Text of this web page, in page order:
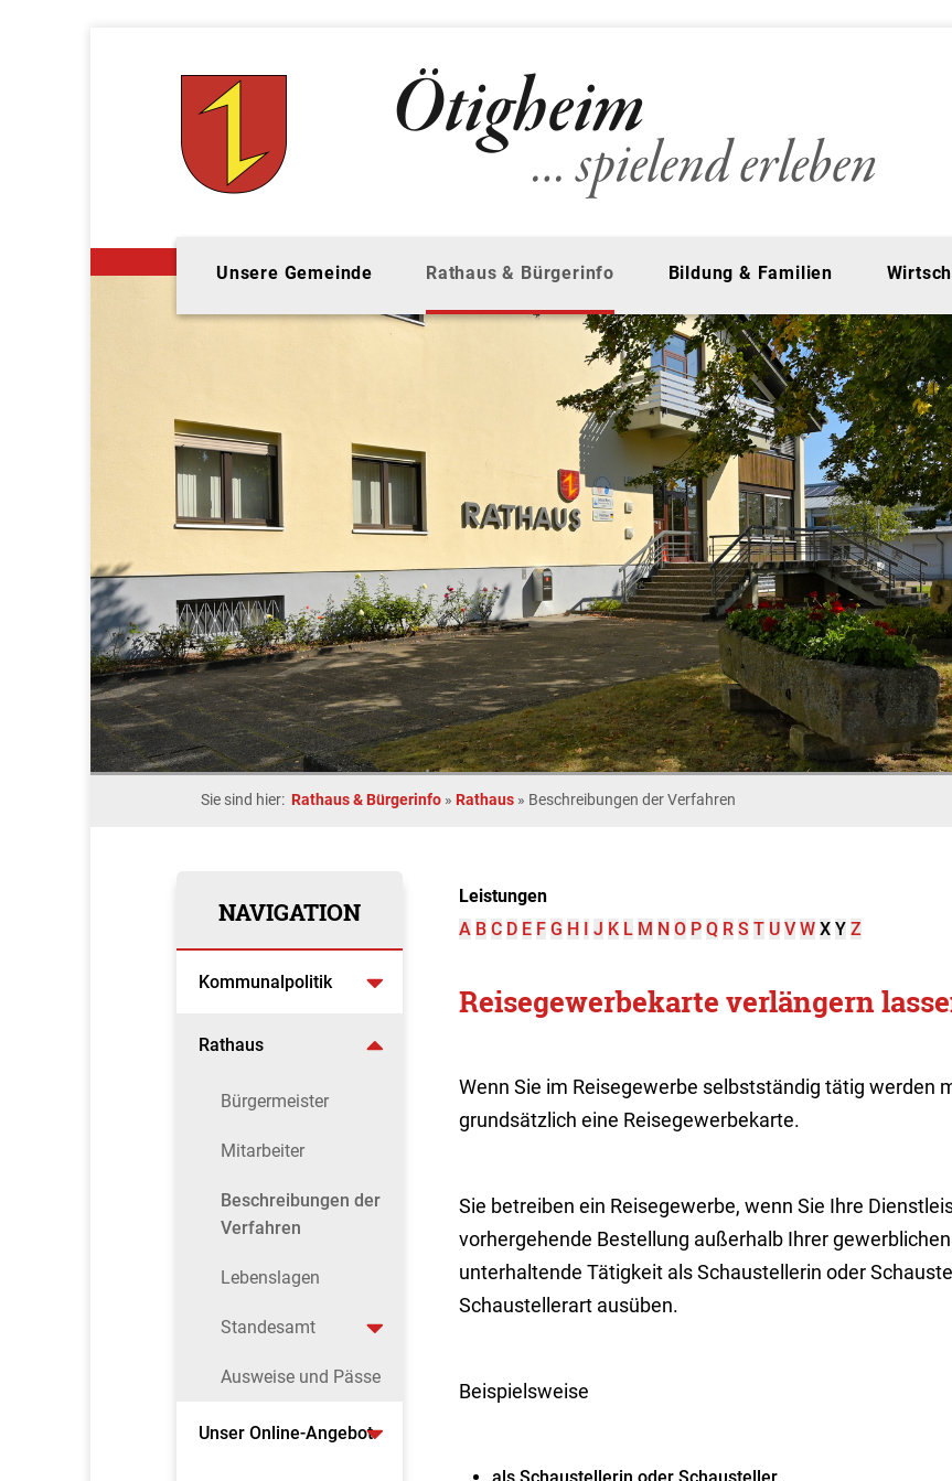
Unsere Gemeinde Rathaus & Bürgerinfo Bildung & Familien
Sie sind hier: Rathaus & Bürgerinfo » Rathaus » Beschreibungen der Verfahren
NAVIGATION
Kommunalpolitik
Rathaus
Bürgermeister
Mitarbeiter
Beschreibungen der
Verfahren
Lebenslagen
Standesamt
Ausweise und Pässe
Unser Online-Angebot
Leistungen
A B C D E F G H I J K L M N O P Q R S T U V W X Y Z
Reisegewerbekarte verlängern
Wenn Sie im Reisegewerbe selbstständig tätig werden
grundsätzlich eine Reisegewerbekarte.
Sie betreiben ein Reisegewerbe, wenn Sie Ihre
vorhergehende Bestellung außerhalb Ihrer
unterhaltende Tätigkeit als Schaustellerin oder
Schaustellerart ausüben.
Beispielsweise